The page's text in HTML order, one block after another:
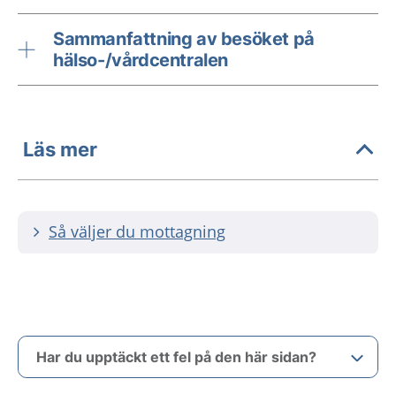
Sammanfattning av besöket på
hälso-/vårdcentralen
Läs mer
Så väljer du mottagning
Har du upptäckt ett fel på den här sidan?